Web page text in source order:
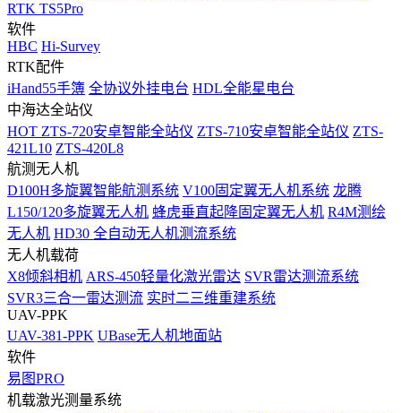
RTK TS5Pro
软件
HBC Hi-Survey
RTK配件
iHand55手簿 全协议外挂电台 HDL全能星电台
中海达全站仪
HOT ZTS-720安卓智能全站仪 ZTS-710安卓智能全站仪 ZTS-
421L10 ZTS-420L8
航测无人机
D100H多旋翼智能航测系统 V100固定翼无人机系统 龙腾
L150/120多旋翼无人机 蜂虎垂直起降固定翼无人机 R4M测绘
无人机 HD30 全自动无人机测流系统
无人机载荷
X8倾斜相机 ARS-450轻量化激光雷达 SVR雷达测流系统
SVR3三合一雷达测流 实时二三维重建系统
UAV-PPK
UAV-381-PPK UBase无人机地面站
软件
易图PRO
机载激光测量系统